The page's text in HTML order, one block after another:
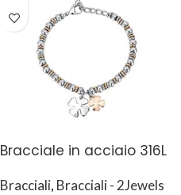
Bracciale in acciaio 316L
Bracciali, Bracciali - 2Jewels